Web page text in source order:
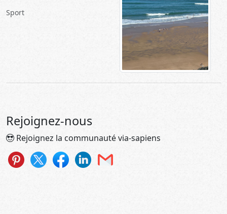
Sport
Rejoignez-nous
Rejoignez la communauté via-sapiens